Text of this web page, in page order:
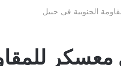
الجنوبية في حبيل
معسكر